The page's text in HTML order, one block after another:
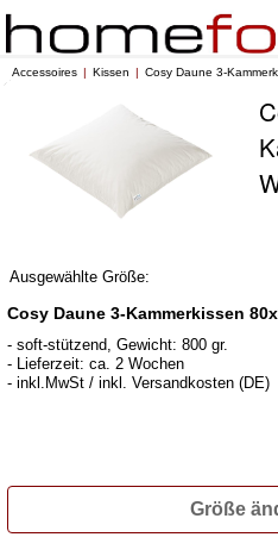
Accessoires Kissen Cosy Daune 3-
Ausgewählte Größe:
Cosy Daune 3-Kammerkissen
- soft-stützend, Gewicht: 800 gr.
- Lieferzeit: ca. 2 Wochen
- inkl.MwSt / inkl. Versandkosten (DE)
Größe